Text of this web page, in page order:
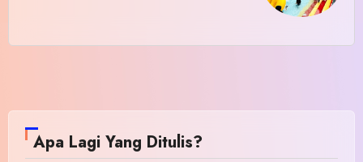
Apa Lagi Yang Ditulis?